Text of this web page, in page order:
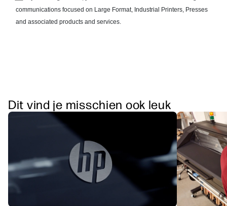
Dit vind je misschien ook leuk